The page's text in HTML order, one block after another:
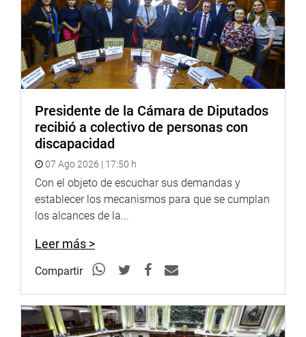
Alex Paredes Gonzales (BMCN).
De esta manera, la autógrafa de ley será enviada al Poder
Ejecutivo para su eventual promulgación. Además, se
precisa que la Universidad Nacional de Arte Escénico
(UNAE) se financiará con el presupuesto asignado por el
Guillermo Ugarte Chamorro.
OFICINA DE COMUNICACIONES E IMAGEN
INSTITUCIONAL
Presidente de la Cámara de Diputados
recibió a colectivo de personas con
discapacidad
07 Ago 2026 | 17:50 h
Con el objeto de escuchar sus demandas y
establecer los mecanismos para que se cumplan
los alcances de la...
Leer más >
Compartir